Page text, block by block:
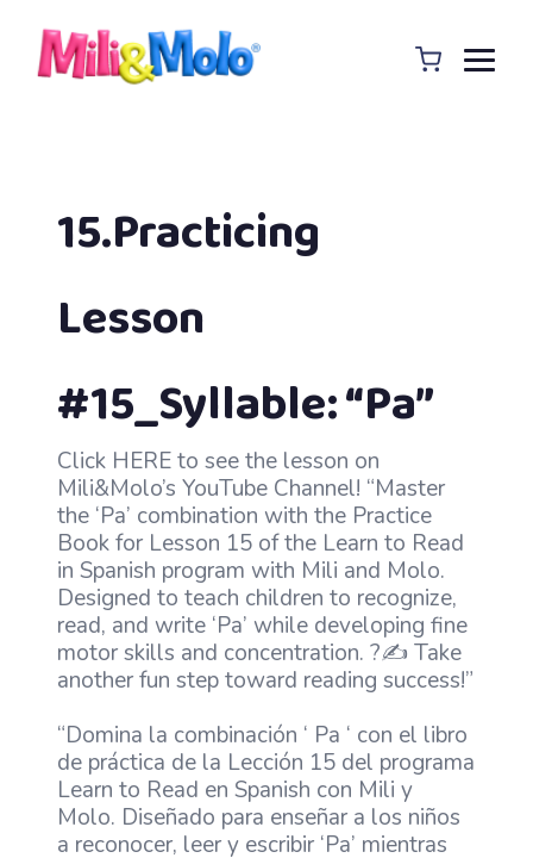
15.Practicing
Lesson
#15_Syllable: “Pa”
Click HERE to see the lesson on
Mili&Molo’s YouTube Channel! “Master
the ‘Pa’ combination with the Practice
Book for Lesson 15 of the Learn to Read
in Spanish program with Mili and Molo.
Designed to teach children to recognize,
read, and write ‘Pa’ while developing fine
motor skills and concentration. ?✍️ Take
another fun step toward reading success!”
“Domina la combinación ‘ Pa ‘ con el libro
de práctica de la Lección 15 del programa
Learn to Read en Spanish con Mili y
Molo. Diseñado para enseñar a los niños
a reconocer, leer y escribir ‘Pa’ mientras